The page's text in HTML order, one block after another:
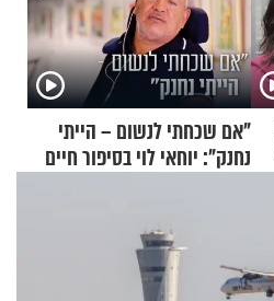
"אם שכחתי לנשום – הייתי
נחנק": יוחאי לוי בסיפור חיים